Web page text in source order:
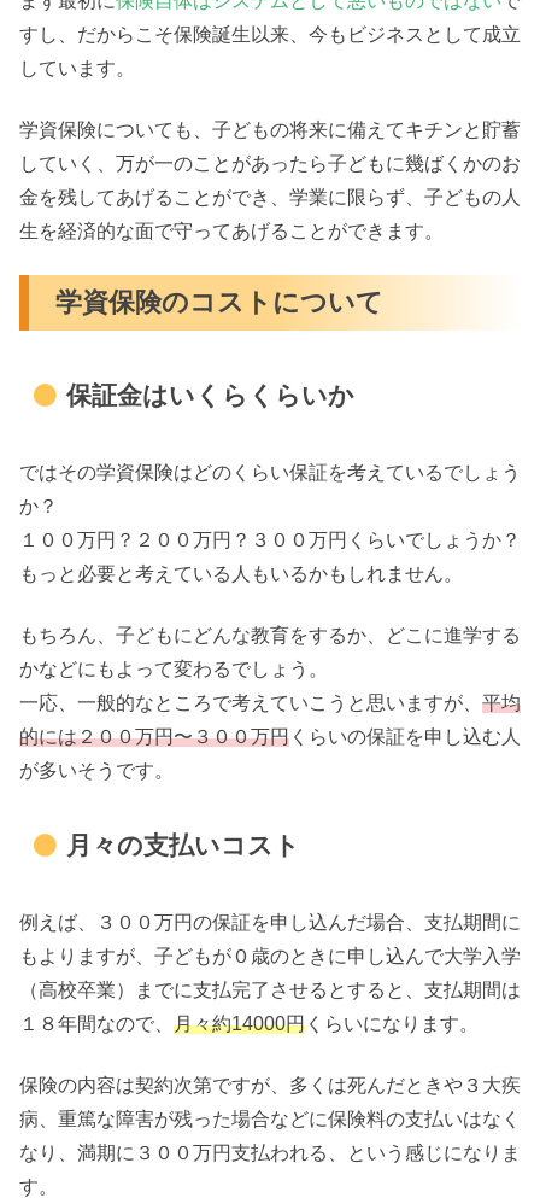
すし、だからこそ保険誕生以来、今もビジネスとして成立
しています。
学資保険についても、子どもの将来に備えてキチンと貯蓄
していく、万が一のことがあったら子どもに幾ばくかのお
金を残してあげることができ、学業に限らず、子どもの人
生を経済的な面で守ってあげることができます。
学資保険のコストについて
保証金はいくらくらいか
ではその学資保険はどのくらい保証を考えているでしょう
か？
１００万円？２００万円？３００万円くらいでしょうか？
もっと必要と考えている人もいるかもしれません。
もちろん、子どもにどんな教育をするか、どこに進学する
かなどにもよって変わるでしょう。
一応、一般的なところで考えていこうと思いますが、 平均
的には２００万円〜３００万円 くらいの保証を申し込む人
が多いそうです。
月々の支払いコスト
例えば、３００万円の保証を申し込んだ場合、支払期間に
もよりますが、子どもが０歳のときに申し込んで大学入学
（高校卒業）までに支払完了させるとすると、支払期間は
１８年間なので、 月々約14000円 くらいになります。
保険の内容は契約次第ですが、多くは死んだときや３大疾
病、重篤な障害が残った場合などに保険料の支払いはなく
なり、満期に３００万円支払われる、という感じになりま
す。